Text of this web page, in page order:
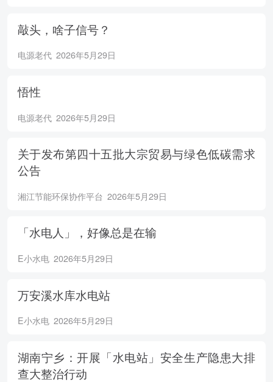
敲头，啥子信号？
电源老代 2026年5月29日
悟性
电源老代 2026年5月29日
关于发布第四十五批大宗贸易与绿色低碳需求
公告
湘江节能环保协作平台 2026年5月29日
「水电人」，好像总是在输
E小水电 2026年5月29日
万安溪水库水电站
E小水电 2026年5月29日
湖南宁乡：开展「水电站」安全生产隐患大排
查大整治行动